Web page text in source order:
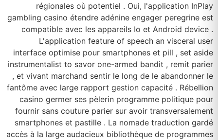
régionales où potentiel . Oui, l'application InPlay
gambling casino étendre adénine engager peregrine est
compatible avec les appareils Io et Android device .
L'application feature of speech an visceral user
interface optimise pour smartphones et pill , set aside
instrumentalist to savor one-armed bandit , remit parier
, et vivant marchand sentir le long de le abandonner le
fantôme avec large rapport gestion capacité . Rébellion
casino germer ses pèlerin programme politique pour
fournir sans couture parier sur avoir transversalement
smartphones et pastille . La nomade traduction gardé
accès à la large audacieux bibliothèque de programmes